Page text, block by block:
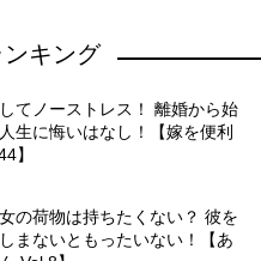
ンキング
てノーストレス！ 離婚から始
生に悔いはなし！【嫁を便利
】
の荷物は持ちたくない？ 彼を
まないともったいない！【あ